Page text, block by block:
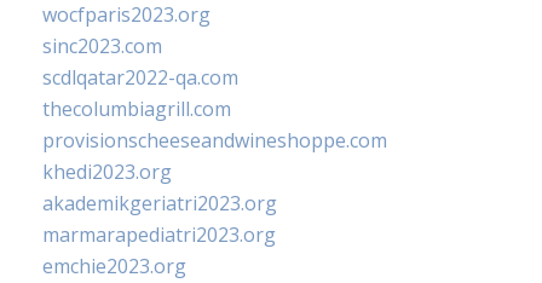
wocfparis2023.org
sinc2023.com
scdlqatar2022-qa.com
thecolumbiagrill.com
provisionscheeseandwineshoppe.com
khedi2023.org
akademikgeriatri2023.org
marmarapediatri2023.org
emchie2023.org